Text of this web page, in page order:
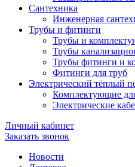
Сантехника
Инженерная
Трубы и фитинги
Трубы и
Трубы
Трубы фитинги и
Фитинги для труб
Электрический тёплый
Комплектующие
Электрические
Личный кабинет
Заказать звонок
Новости